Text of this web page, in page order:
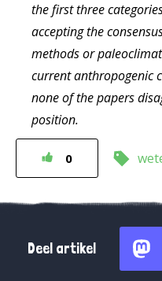
the first three
accepting the
methods or
current anthropogenic
none of the papers
position.
0
Deel artikel